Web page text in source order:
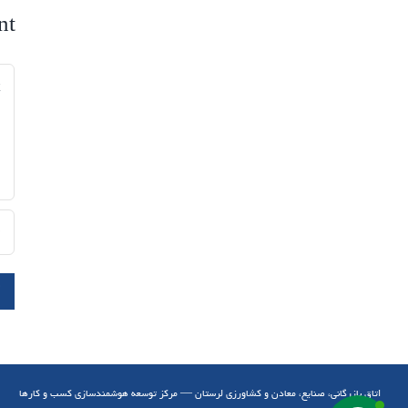
اتاق بازرگانی، صنایع، معادن و کشاورزی لرستان — مرکز توسعه هوشمندسازی کسب و کارها